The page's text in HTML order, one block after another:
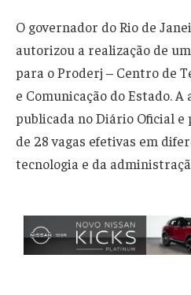
O governador do Rio de
autorizou a realização de
para o Proderj – Centro de
e Comunicação do Estado.
publicada no Diário Oficial
de 28 vagas efetivas em
tecnologia e da